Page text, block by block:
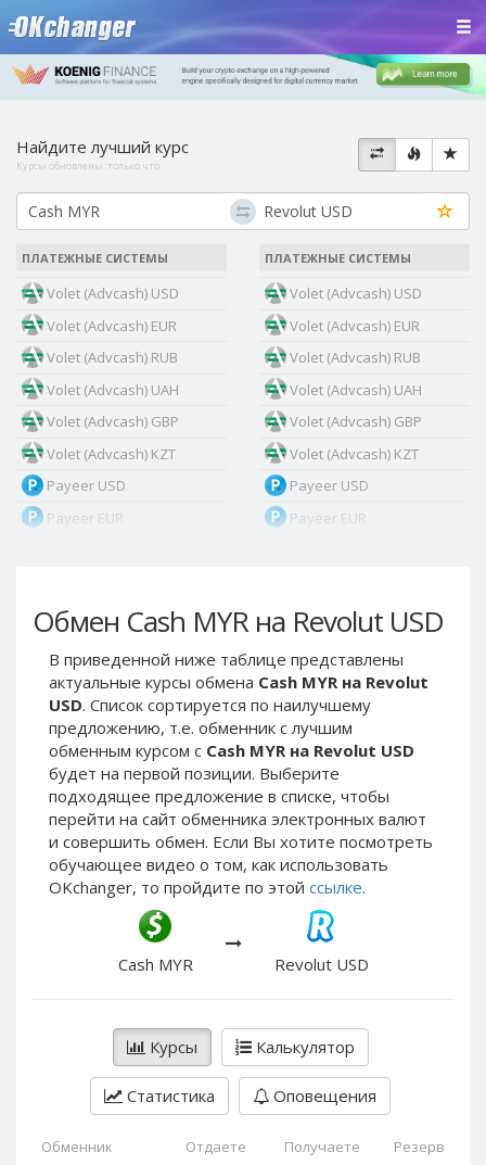
Обмен Cash MYR на Revolut USD
В приведенной ниже таблице представлены
актуальные курсы обмена Cash MYR на Revolut
USD. Список сортируется по наилучшему
предложению, т.е. обменник с лучшим
обменным курсом с Cash MYR на Revolut USD
будет на первой позиции. Выберите
подходящее предложение в списке, чтобы
перейти на сайт обменника электронных валют
и совершить обмен. Если Вы хотите посмотреть
обучающее видео о том, как использовать
OKchanger, то пройдите по этой ссылке.
Cash MYR Revolut USD
Курсы Калькулятор
Статистика Оповещения
Обменник Отдаете Получаете Резерв
Найдите лучший курс
Курсы обновлены: только что
ПЛАТЕЖНЫЕ СИСТЕМЫ
Volet (Advcash) USD
Volet (Advcash) EUR
Volet (Advcash) RUB
Volet (Advcash) UAH
Volet (Advcash) GBP
Volet (Advcash) KZT
Payeer USD
Payeer EUR
Payeer Tether ERC20
(USDT)
Payeer UAH
ЮMoney RUB
ЮMoney KZT
PayPal USD
PayPal EUR
PayPal GBP
PayPal CAD
PayPal AUD
PayPal NZD
PayPal NOK
PayPal PLN
ПЛАТЕЖНЫЕ СИСТЕМЫ
Volet (Advcash) USD
Volet (Advcash) EUR
Volet (Advcash) RUB
Volet (Advcash) UAH
Volet (Advcash) GBP
Volet (Advcash) KZT
Payeer USD
Payeer EUR
Payeer Tether ERC20
(USDT)
Payeer UAH
ЮMoney KZT
PayPal USD
PayPal EUR
PayPal GBP
PayPal AUD
PayPal RUB
PayPal JPY
PayPal NZD
PayPal NOK
PayPal PLN